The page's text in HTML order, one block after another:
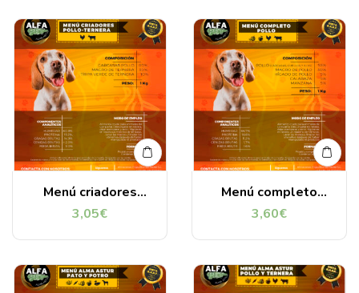
Menú criadores
pollo y ternera 1kg
3,05€
Menú completo
pollo 1kg
3,60€